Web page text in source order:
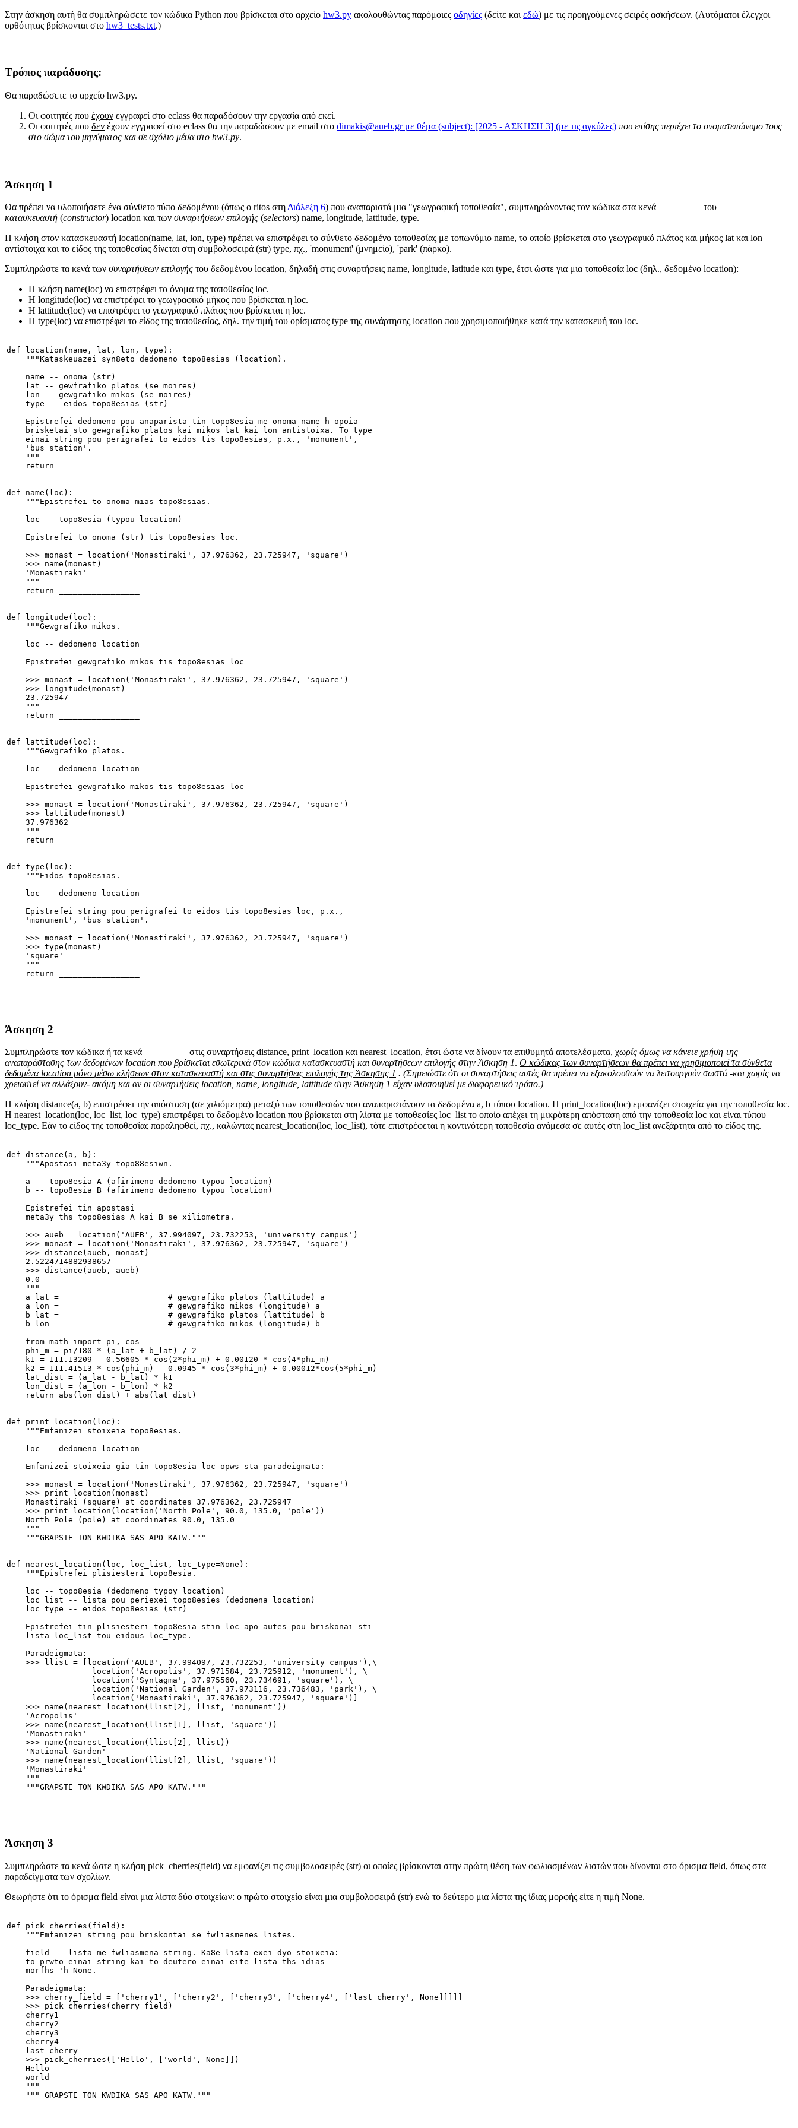
Στην άσκηση αυτή θα συμπληρώσετε τον κώδικα Python που βρίσκεται στο αρχείo hw3.py ακολουθώντας παρόμοιες οδηγίες (δείτε και εδώ) με τις προηγούμενες σειρές ασκήσεων. (Αυτόματοι έλεγχοι
ορθότητας βρίσκονται στο hw3_tests.txt.)
Τρόπος παράδοσης:
Θα παραδώσετε το αρχείο hw3.py.
Οι φοιτητές που έχουν εγγραφεί στο eclass θα παραδόσουν την εργασία από εκεί.
Οι φοιτητές που δεν έχουν εγγραφεί στο eclass θα την παραδώσουν με email στο dimakis@aueb.gr με θέμα (subject): [2025 - ΑΣΚΗΣΗ 3] (με τις αγκύλες) που επίσης περιέχει το ονοματεπώνυμο τους
στο σώμα του μηνύματος και σε σχόλιο μέσα στο hw3.py.
Άσκηση 1
Θα πρέπει να υλοποιήσετε ένα σύνθετο τύπο δεδομένου (όπως ο ritos στη Διάλεξη 6) που αναπαριστά μια "γεωγραφική τοποθεσία", συμπληρώνοντας τον κώδικα στα κενά _________ του
κατασκευαστή (constructor) location και των συναρτήσεων επιλογής (selectors) name, longitude, lattitude, type.
Η κλήση στον κατασκευαστή location(name, lat, lon, type) πρέπει να επιστρέφει το σύνθετο δεδομένο τοποθεσίας με τοπωνύμιο name, το οποίο βρίσκεται στο γεωγραφικό πλάτος και μήκος lat και lon
αντίστοιχα και το είδος της τοποθεσίας δίνεται στη συμβολοσειρά (str) type, πχ., 'monument' (μνημείο), 'park' (πάρκο).
Συμπληρώστε τα κενά των συναρτήσεων επιλογής του δεδομένου location, δηλαδή στις συναρτήσεις name, longitude, latitude και type, έτσι ώστε για μια τοποθεσία loc (δηλ., δεδομένο location):
H κλήση name(loc) να επιστρέφει το όνομα της τοποθεσίας loc.
Η longitude(loc) να επιστρέφει το γεωγραφικό μήκος που βρίσκεται η loc.
Η lattitude(loc) να επιστρέφει το γεωγραφικό πλάτος που βρίσκεται η loc.
Η type(loc) να επιστρέφει το είδος της τοποθεσίας, δηλ. την τιμή του ορίσματος type της συνάρτησης location που χρησιμοποιήθηκε κατά την κατασκευή του loc.
def location(name, lat, lon, type):
    """Kataskeuazei syn8eto dedomeno topo8esias (location).
    name -- onoma (str)
    lat -- gewfrafiko platos (se moires)
    lon -- gewgrafiko mikos (se moires)
    type -- eidos topo8esias (str)
    Epistrefei dedomeno pou anaparista tin topo8esia me onoma name h opoia
    brisketai sto gewgrafiko platos kai mikos lat kai lon antistoixa. To type
    einai string pou perigrafei to eidos tis topo8esias, p.x., 'monument',
    'bus station'.
    """
    return ______________________________
def name(loc):
    """Epistrefei to onoma mias topo8esias.
    loc -- topo8esia (typou location)
    Epistrefei to onoma (str) tis topo8esias loc.
    >>> monast = location('Monastiraki', 37.976362, 23.725947, 'square')
    >>> name(monast)
    'Monastiraki'
    """
    return _________________
def longitude(loc):
    """Gewgrafiko mikos.
    loc -- dedomeno location
    Epistrefei gewgrafiko mikos tis topo8esias loc
    >>> monast = location('Monastiraki', 37.976362, 23.725947, 'square')
    >>> longitude(monast)
    23.725947
    """
    return _________________
def lattitude(loc):
    """Gewgrafiko platos.
    loc -- dedomeno location
    Epistrefei gewgrafiko mikos tis topo8esias loc
    >>> monast = location('Monastiraki', 37.976362, 23.725947, 'square')
    >>> lattitude(monast)
    37.976362
    """
    return _________________
def type(loc):
    """Eidos topo8esias.
    loc -- dedomeno location
    Epistrefei string pou perigrafei to eidos tis topo8esias loc, p.x.,
    'monument', 'bus station'.
    >>> monast = location('Monastiraki', 37.976362, 23.725947, 'square')
    >>> type(monast)
    'square'
    """
    return _________________
Άσκηση 2
Συμπληρώστε τον κώδικα ή τα κενά _________ στις συναρτήσεις distance, print_location και nearest_location, έτσι ώστε να δίνουν τα επιθυμητά αποτελέσματα, χωρίς όμως να κάνετε χρήση της
αναπαράστασης των δεδομένων location που βρίσκεται εσωτερικά στον κώδικα κατασκευαστή και συναρτήσεων επιλογής στην Άσκηση 1. Ο κώδικας των συναρτήσεων θα πρέπει να χρησιμοποιεί τα σύνθετα
δεδομένα location μόνο μέσω κλήσεων στον κατασκευαστή και στις συναρτήσεις επιλογής της Άσκησης 1 . (Σημειώστε ότι οι συναρτήσεις αυτές θα πρέπει να εξακολουθούν να λειτουργούν σωστά -και χωρίς να
χρειαστεί να αλλάξουν- ακόμη και αν οι συναρτήσεις location, name, longitude, lattitude στην Άσκηση 1 είχαν υλοποιηθεί με διαφορετικό τρόπο.)
Η κλήση distance(a, b) επιστρέφει την απόσταση (σε χιλιόμετρα) μεταξύ των τοποθεσιών που αναπαριστάνουν τα δεδομένα a, b τύπου location. Η print_location(loc) εμφανίζει στοιχεία για την τοποθεσία loc.
Η nearest_location(loc, loc_list, loc_type) επιστρέφει το δεδομένο location που βρίσκεται στη λίστα με τοποθεσίες loc_list το οποίο απέχει τη μικρότερη απόσταση από την τοποθεσία loc και είναι τύπου
loc_type. Εάν το είδος της τοποθεσίας παραληφθεί, πχ., καλώντας nearest_location(loc, loc_list), τότε επιστρέφεται η κοντινότερη τοποθεσία ανάμεσα σε αυτές στη loc_list ανεξάρτητα από το είδος της.
def distance(a, b):
    """Apostasi meta3y topo88esiwn.
    a -- topo8esia A (afirimeno dedomeno typou location)
    b -- topo8esia B (afirimeno dedomeno typou location)
    Epistrefei tin apostasi
    meta3y ths topo8esias A kai B se xiliometra.
    >>> aueb = location('AUEB', 37.994097, 23.732253, 'university campus')
    >>> monast = location('Monastiraki', 37.976362, 23.725947, 'square')
    >>> distance(aueb, monast)
    2.5224714882938657
    >>> distance(aueb, aueb)
    0.0
    """
    a_lat = _____________________ # gewgrafiko platos (lattitude) a
    a_lon = _____________________ # gewgrafiko mikos (longitude) a
    b_lat = _____________________ # gewgrafiko platos (lattitude) b
    b_lon = _____________________ # gewgrafiko mikos (longitude) b
    from math import pi, cos
    phi_m = pi/180 * (a_lat + b_lat) / 2
    k1 = 111.13209 - 0.56605 * cos(2*phi_m) + 0.00120 * cos(4*phi_m)
    k2 = 111.41513 * cos(phi_m) - 0.0945 * cos(3*phi_m) + 0.00012*cos(5*phi_m)
    lat_dist = (a_lat - b_lat) * k1
    lon_dist = (a_lon - b_lon) * k2
    return abs(lon_dist) + abs(lat_dist)
def print_location(loc):
    """Emfanizei stoixeia topo8esias.
    loc -- dedomeno location
    Emfanizei stoixeia gia tin topo8esia loc opws sta paradeigmata:
    >>> monast = location('Monastiraki', 37.976362, 23.725947, 'square')
    >>> print_location(monast)
    Monastiraki (square) at coordinates 37.976362, 23.725947
    >>> print_location(location('North Pole', 90.0, 135.0, 'pole'))
    North Pole (pole) at coordinates 90.0, 135.0
    """
    """GRAPSTE TON KWDIKA SAS APO KATW."""
def nearest_location(loc, loc_list, loc_type=None):
    """Epistrefei plisiesteri topo8esia.
    loc -- topo8esia (dedomeno typoy location)
    loc_list -- lista pou periexei topo8esies (dedomena location)
    loc_type -- eidos topo8esias (str)
    Epistrefei tin plisiesteri topo8esia stin loc apo autes pou briskonai sti
    lista loc_list tou eidous loc_type.
    Paradeigmata:
    >>> llist = [location('AUEB', 37.994097, 23.732253, 'university campus'),\
                  location('Acropolis', 37.971584, 23.725912, 'monument'), \
                  location('Syntagma', 37.975560, 23.734691, 'square'), \
                  location('National Garden', 37.973116, 23.736483, 'park'), \
                  location('Monastiraki', 37.976362, 23.725947, 'square')]
    >>> name(nearest_location(llist[2], llist, 'monument'))
    'Acropolis'
    >>> name(nearest_location(llist[1], llist, 'square'))
    'Monastiraki'
    >>> name(nearest_location(llist[2], llist))
    'National Garden'
    >>> name(nearest_location(llist[2], llist, 'square'))
    'Monastiraki'
    """
    """GRAPSTE TON KWDIKA SAS APO KATW."""
Άσκηση 3
Συμπληρώστε τα κενά ώστε η κλήση pick_cherries(field) να εμφανίζει τις συμβολοσειρές (str) οι οποίες βρίσκονται στην πρώτη θέση των φωλιασμένων λιστών που δίνονται στο όρισμα field, όπως στα
παραδείγματα των σχολίων.
Θεωρήστε ότι το όρισμα field είναι μια λίστα δύο στοιχείων: ο πρώτο στοιχείο είναι μια συμβολοσειρά (str) ενώ το δεύτερο μια λίστα της ίδιας μορφής είτε η τιμή None.
def pick_cherries(field):
    """Emfanizei string pou briskontai se fwliasmenes listes.
    field -- lista me fwliasmena string. Ka8e lista exei dyo stoixeia:
    to prwto einai string kai to deutero einai eite lista ths idias
    morfhs 'h None.
    Paradeigmata:
    >>> cherry_field = ['cherry1', ['cherry2', ['cherry3', ['cherry4', ['last cherry', None]]]]]
    >>> pick_cherries(cherry_field)
    cherry1
    cherry2
    cherry3
    cherry4
    last cherry
    >>> pick_cherries(['Hello', ['world', None]])
    Hello
    world
    """
    """ GRAPSTE TON KWDIKA SAS APO KATW."""